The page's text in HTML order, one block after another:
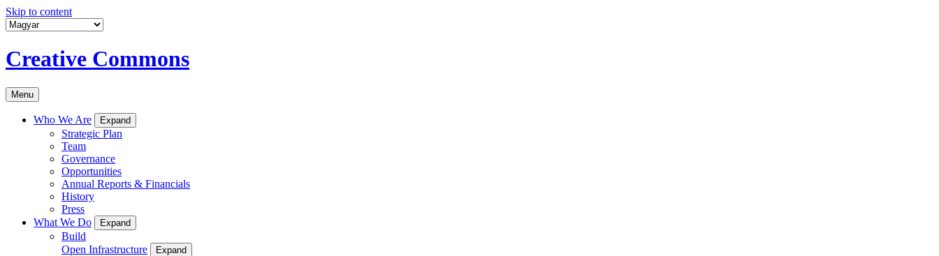
Skip to content
Creative Commons
Menu
Who We Are Expand
Strategic Plan
Team
Governance
Opportunities
Annual Reports & Financials
History
Press
What We Do
Expand
Build
Open Infrastructure
Expand